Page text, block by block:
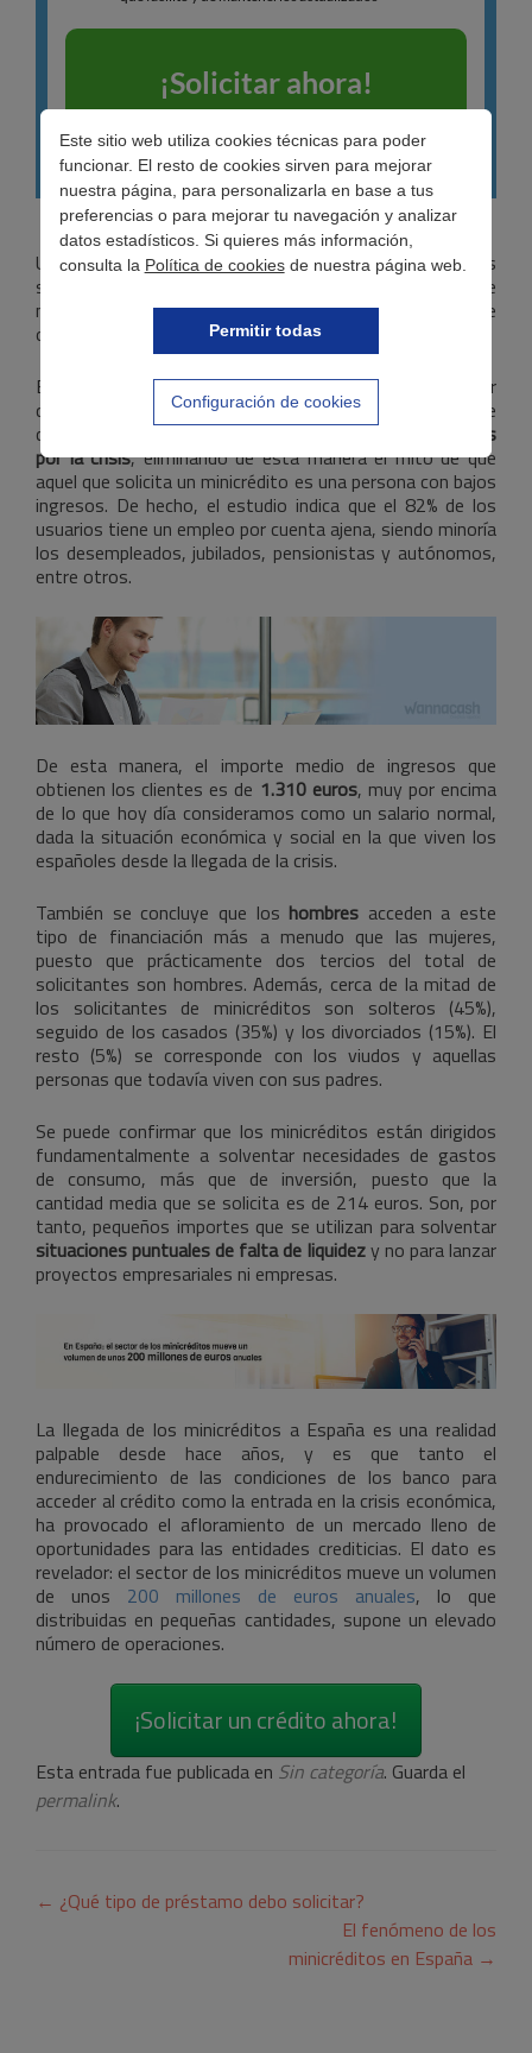
Este sitio web utiliza cookies técnicas para poder
funcionar. El resto de cookies sirven para mejorar
nuestra página, para personalizarla en base a tus
preferencias o para mejorar tu navegación y analizar
datos estadísticos. Si quieres más información,
consulta la Política de cookiesde nuestra página web.
Permitir todas
Configuración de cookies
Un estudio revela que el perfil más habitual entre los
solicitantes de
es el de un varón de
mediana edad, empleado por cuenta ajena, soltero y que
obtiene una renta superior a los 1.300 euros.
En el análisis, elaborado por Cashper, podemos apreciar
que entre las personas que más demandan este tipo de
créditos rápidosno predominan los perfiles afectados
por la crisis, eliminando de esta manera el mito de que
aquel que solicita un minicrédito es una persona con bajos
ingresos. De hecho, el estudio indica que el 82% de los
usuarios tiene un empleo por cuenta ajena, siendo minoría
los desempleados, jubilados, pensionistas y autónomos,
entre otros.
De esta manera, el importe medio de ingresos que
obtienen los clientes es de 1.310 euros, muy por encima
de lo que hoy día consideramos como un salario normal,
dada la situación económica y social en la que viven los
españoles desde la llegada de la crisis.
También se concluye que los hombres acceden a este
tipo de financiación más a menudo que las mujeres,
puesto que prácticamente dos tercios del total de
solicitantes son hombres. Además, cerca de la mitad de
los solicitantes de minicréditos son solteros (45%),
seguido de los casados (35%) y los divorciados (15%). El
resto (5%) se corresponde con los viudos y aquellas
personas que todavía viven con sus padres.
Se puede confirmar que los minicréditos están dirigidos
fundamentalmente a solventar necesidades de gastos
de consumo, más que de inversión, puesto que la
cantidad media que se solicita es de 214 euros. Son, por
tanto, pequeños importes que se utilizan para solventar
situaciones puntuales de falta de liquidezy no para lanzar
proyectos empresariales ni empresas.
La llegada de los minicréditos a España es una realidad
palpable desde hace años, y es que tanto el
endurecimiento de las condiciones de los banco para
acceder al crédito como la entrada en la crisis económica,
ha provocado el afloramiento de un mercado lleno de
oportunidades para las entidades crediticias. El dato es
revelador: el sector de los minicréditos mueve un volumen
de unos 200 millones de euros anuales, lo que
distribuidas en pequeñas cantidades, supone un elevado
número de operaciones.
¡Solicitar un crédito ahora!
Esta entrada fue publicada en Sin categoría. Guarda el
permalink.
Navegación
← ¿Qué tipo de préstamo debo solicitar?
El fenómeno de los
minicréditos en España →